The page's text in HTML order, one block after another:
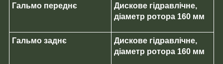
Гальмо переднє
Дискове гідравлічне,
діаметр ротора 160 мм
Гальмо заднє
Дискове гідравлічне,
діаметр ротора 160 мм